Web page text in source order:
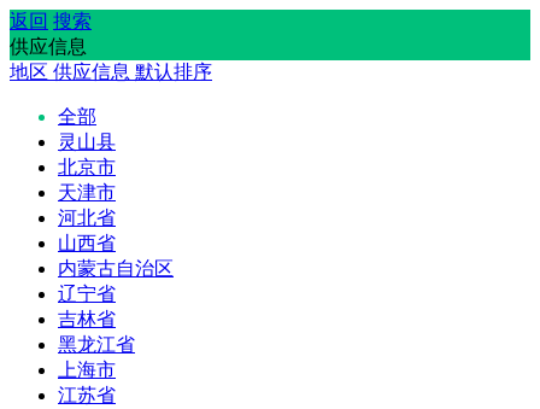
返回 搜索
供应信息
地区 供应信息 默认排序
全部
灵山县
北京市
天津市
河北省
山西省
内蒙古自治区
辽宁省
吉林省
黑龙江省
上海市
江苏省